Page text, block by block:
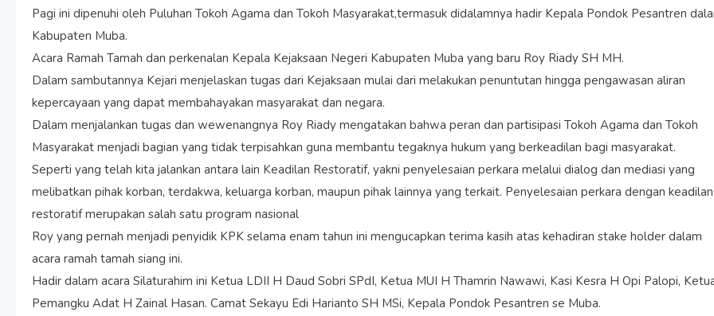
Pagi ini dipenuhi oleh Puluhan Tokoh Agama dan Tokoh Masyarakat,termasuk didalamnya hadir Kepala Pondok Pesantren
Kabupaten Muba.
Acara Ramah Tamah dan perkenalan Kepala Kejaksaan Negeri Kabupaten Muba yang baru Roy Riady SH MH.
Dalam sambutannya Kejari menjelaskan tugas dari Kejaksaan mulai dari melakukan penuntutan hingga pengawasan aliran
kepercayaan yang dapat membahayakan masyarakat dan negara.
Dalam menjalankan tugas dan wewenangnya Roy Riady mengatakan bahwa peran dan partisipasi Tokoh Agama dan Tokoh
Masyarakat menjadi bagian yang tidak terpisahkan guna membantu tegaknya hukum yang berkeadilan bagi masyarakat.
Seperti yang telah kita jalankan antara lain Keadilan Restoratif, yakni penyelesaian perkara melalui dialog dan mediasi yang
melibatkan pihak korban, terdakwa, keluarga korban, maupun pihak lainnya yang terkait. Penyelesaian perkara dengan keadilan
restoratif merupakan salah satu program nasional
Roy yang pernah menjadi penyidik KPK selama enam tahun ini mengucapkan terima kasih atas kehadiran stake holder dalam
acara ramah tamah siang ini.
Hadir dalam acara Silaturahim ini Ketua LDII H Daud Sobri SPdI, Ketua MUI H Thamrin Nawawi, Kasi Kesra H Opi Palopi,
Pemangku Adat H Zainal Hasan. Camat Sekayu Edi Harianto SH MSi, Kepala Pondok Pesantren se Muba.